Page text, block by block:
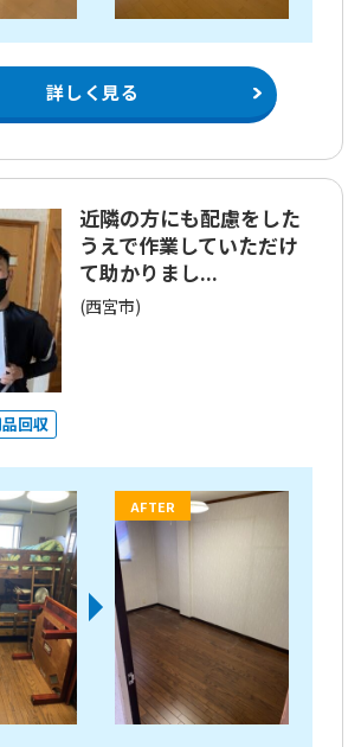
詳しく見る
近隣の方にも配慮をした
うえで作業していただけ
て助かりまし...
(西宮市)
回収
AFTER